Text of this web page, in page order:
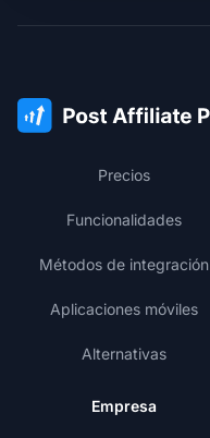
Precios
Funcionalidades
Métodos de integración
Aplicaciones móviles
Alternativas
Empresa